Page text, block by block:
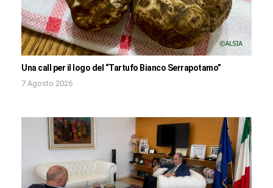
Una call per il logo del “Tartufo Bianco Serrapotamo”
7 Agosto 2026